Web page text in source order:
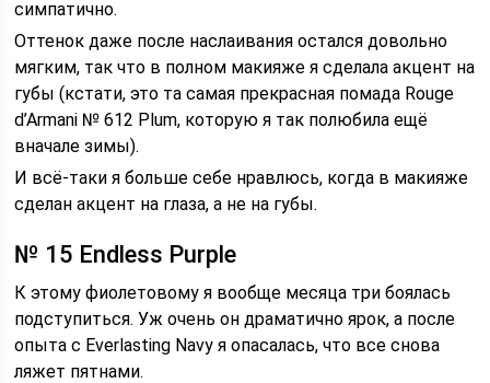
симпатично.
Оттенок даже после наслаивания остался довольно
мягким, так что в полном макияже я сделала акцент на
губы (кстати, это та самая прекрасная помада Rouge
d’Armani № 612 Plum, которую я так полюбила ещё
вначале зимы).
И всё-таки я больше себе нравлюсь, когда в макияже
сделан акцент на глаза, а не на губы.
№ 15 Endless Purple
К этому фиолетовому я вообще месяца три боялась
подступиться. Уж очень он драматично ярок, а после
опыта с Everlasting Navy я опасалась, что все снова
ляжет пятнами.